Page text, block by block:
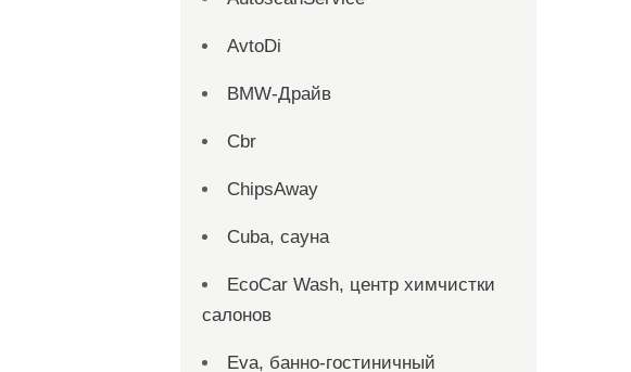
AvtoDi
BMW-Драйв
Cbr
ChipsAway
Cuba, сауна
EcoCar Wash, центр химчистки
салонов
Eva, банно-гостиничный